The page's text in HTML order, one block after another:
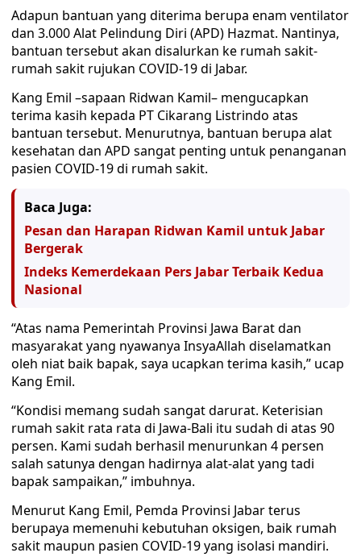
Adapun bantuan yang diterima berupa enam ventilator
dan 3.000 Alat Pelindung Diri (APD) Hazmat. Nantinya,
bantuan tersebut akan disalurkan ke rumah sakit-
rumah sakit rujukan COVID-19 di Jabar.
Kang Emil –sapaan Ridwan Kamil– mengucapkan
terima kasih kepada PT Cikarang Listrindo atas
bantuan tersebut. Menurutnya, bantuan berupa alat
kesehatan dan APD sangat penting untuk penanganan
pasien COVID-19 di rumah sakit.
Baca Juga:
Pesan dan Harapan Ridwan Kamil untuk Jabar
Bergerak
Indeks Kemerdekaan Pers Jabar Terbaik Kedua
Nasional
“Atas nama Pemerintah Provinsi Jawa Barat dan
masyarakat yang nyawanya InsyaAllah diselamatkan
oleh niat baik bapak, saya ucapkan terima kasih,” ucap
Kang Emil.
“Kondisi memang sudah sangat darurat. Keterisian
rumah sakit rata rata di Jawa-Bali itu sudah di atas 90
persen. Kami sudah berhasil menurunkan 4 persen
salah satunya dengan hadirnya alat-alat yang tadi
bapak sampaikan,” imbuhnya.
Menurut Kang Emil, Pemda Provinsi Jabar terus
berupaya memenuhi kebutuhan oksigen, baik rumah
sakit maupun pasien COVID-19 yang isolasi mandiri.